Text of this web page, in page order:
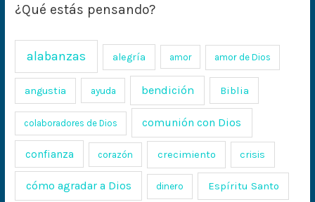
¿Qué estás pensando?
alabanzas alegría amor amor de Dios
angustia ayuda bendición Biblia
colaboradores de Dios comunión con Dios
confianza corazón crecimiento crisis
cómo agradar a Dios dinero Espíritu Santo